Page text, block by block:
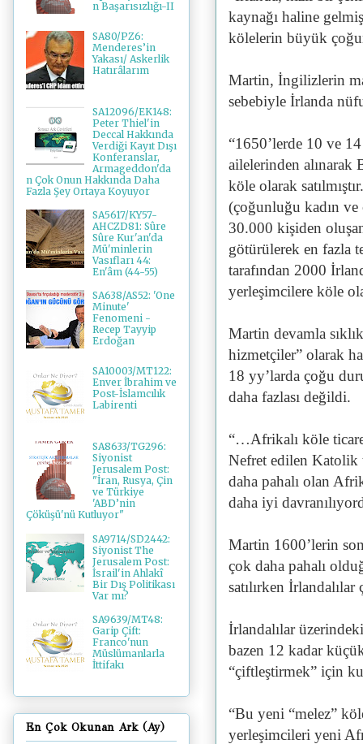
kaynağı haline
kölelerin büyük
Martin, İngilizlerin
sebebiyle İrlanda
“1650’lerde 10 ve
ailelerinden alınarak
köle olarak
(çoğunluğu kadın ve
30.000 kişiden
götürülerek en fazla
tarafından 2000
yerleşimcilere köle
Martin devamla
hizmetçiler” olarak
18 yy’larda çoğu
daha fazlası değildi.
“…Afrikalı köle
Nefret edilen Katolik
daha pahalı olan
daha iyi
Martin 1600’lerin
çok daha pahalı
satılırken
İrlandalılar
bazen 12 kadar
“çiftleştirmek” için
“Bu yeni “melez”
yerleşimcileri yeni
n Başarısızlığı-II
SA80/PZ6:
Menderes’in
Yakası/ Askerlik
Hatırâlarım
SA12096/EK148:
Peter Thiel'in
Deccal Hakkında
Verdiği Kayıt Dışı
Konferanslar,
Armageddon'da
n Çok Onun Hakkında Daha
Fazla Şey Ortaya Koyuyor
SA5617/KY57-
AHCZD81: Sûre
Sûre Kur'an'da
Mü'minlerin
Vasıfları 44:
En'âm (44-55)
SA638/AS52: 'One
Minute'
Fenomeni -
Recep Tayyip
Erdoğan
SA10003/MT122:
Enver İbrahim ve
Post-İslamcılık
Labirenti
SA8633/TG296:
Siyonist
Jerusalem Post:
"İran, Rusya, Çin
ve Türkiye
'ABD’nin
Çöküşü'nü Kutluyor"
SA9714/SD2442:
Siyonist The
Jerusalem Post:
İsrail'in Ahlakî
Bir Dış Politikası
Var mı?
SA9639/MT48:
Garip Çift:
Franco'nun
Müslümanlarla
İttifakı
En Çok Okunan Ark (Ay)